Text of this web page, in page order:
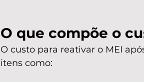
O que compõe o
O custo para reativar o MEI
itens como: